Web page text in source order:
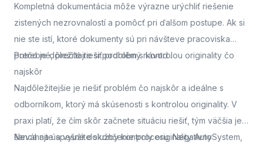
Kompletná dokumentácia môže výrazne urýchliť riešenie
zistených nezrovnalostí a pomôcť pri ďalšom postupe. Ak si
nie ste istí, ktoré dokumenty sú pri návšteve pracoviska
potrebné, prečítajte si podrobný návod.
Prečo je dôležité riešiť problém s kontrolou originality čo
najskôr
Najdôležitejšie je riešiť problém čo najskôr a ideálne s
odborníkom, ktorý má skúsenosti s kontrolou originality. V
praxi platí, že čím skôr začnete situáciu riešiť, tým väčšia je
šanca na úspešné dokončenie procesu. Negatívny
Neváhajte a využite služby kontroly originality AutoSystem,